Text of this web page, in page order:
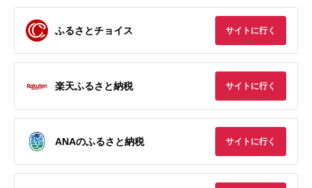
ふるさとチョイス サイトに行く
楽天ふるさと納税 サイトに行く
ANAのふるさと納税 サイトに行く